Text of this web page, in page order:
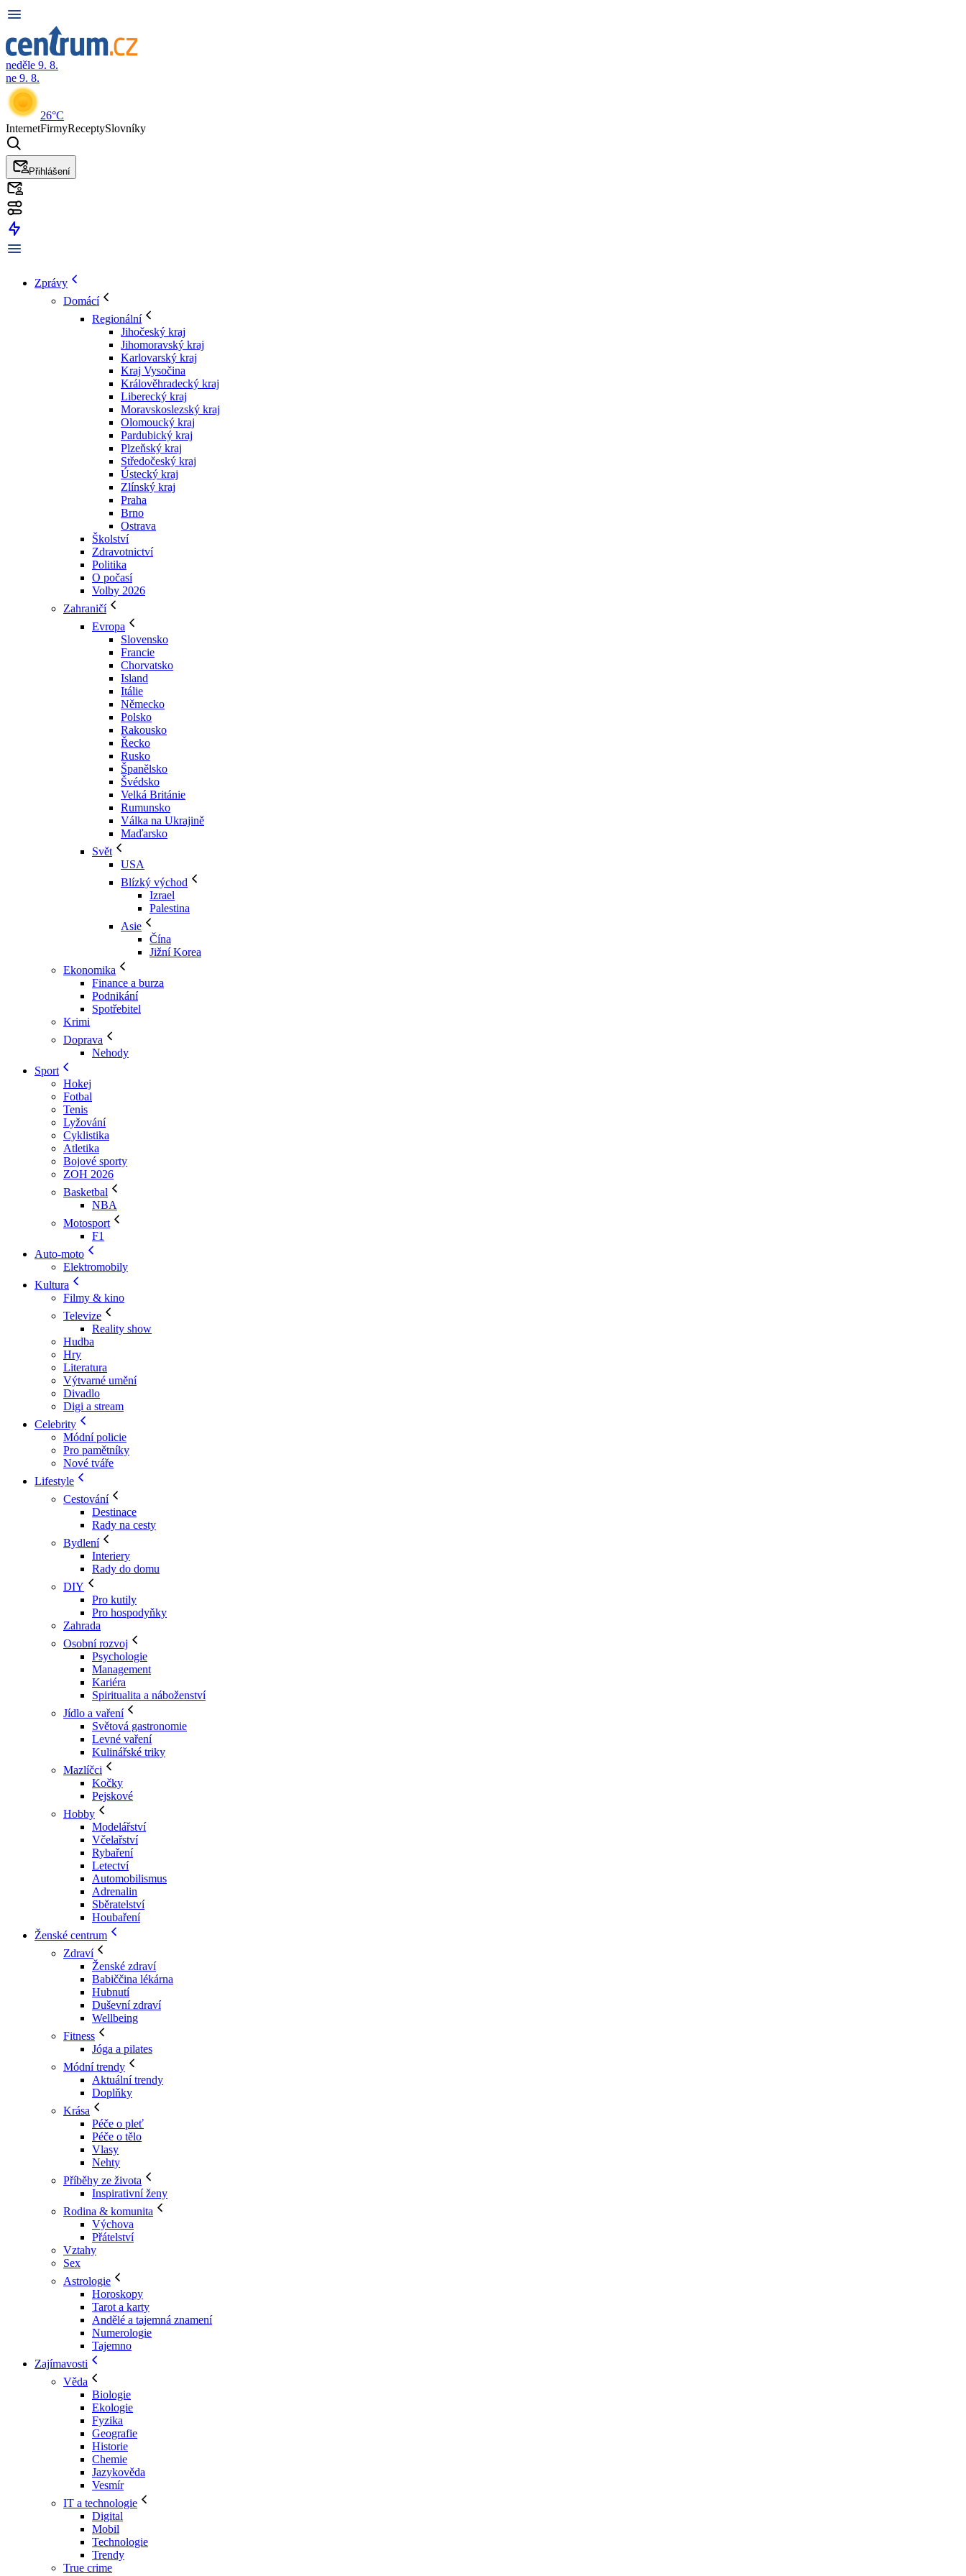
neděle 9. 8.
ne 9. 8.
26°C
InternetFirmyReceptySlovníky
Přihlášení
Zprávy
Domácí
Regionální
Jihočeský kraj
Jihomoravský kraj
Karlovarský kraj
Kraj Vysočina
Králověhradecký kraj
Liberecký kraj
Moravskoslezský kraj
Olomoucký kraj
Pardubický kraj
Plzeňský kraj
Středočeský kraj
Ústecký kraj
Zlínský kraj
Praha
Brno
Ostrava
Školství
Zdravotnictví
Politika
O počasí
Volby 2026
Zahraničí
Evropa
Slovensko
Francie
Chorvatsko
Island
Itálie
Německo
Polsko
Rakousko
Řecko
Rusko
Španělsko
Švédsko
Velká Británie
Rumunsko
Válka na Ukrajině
Maďarsko
Svět
USA
Blízký východ
Izrael
Palestina
Asie
Čína
Jižní Korea
Ekonomika
Finance a burza
Podnikání
Spotřebitel
Krimi
Doprava
Nehody
Sport
Hokej
Fotbal
Tenis
Lyžování
Cyklistika
Atletika
Bojové sporty
ZOH 2026
Basketbal
NBA
Motosport
F1
Auto-moto
Elektromobily
Kultura
Filmy & kino
Televize
Reality show
Hudba
Hry
Literatura
Výtvarné umění
Divadlo
Digi a stream
Celebrity
Módní policie
Pro pamětníky
Nové tváře
Lifestyle
Cestování
Destinace
Rady na cesty
Bydlení
Interiery
Rady do domu
DIY
Pro kutily
Pro hospodyňky
Zahrada
Osobní rozvoj
Psychologie
Management
Kariéra
Spiritualita a náboženství
Jídlo a vaření
Světová gastronomie
Levné vaření
Kulinářské triky
Mazlíčci
Kočky
Pejskové
Hobby
Modelářství
Včelařství
Rybaření
Letectví
Automobilismus
Adrenalin
Sběratelství
Houbaření
Ženské centrum
Zdraví
Ženské zdraví
Babiččina lékárna
Hubnutí
Duševní zdraví
Wellbeing
Fitness
Jóga a pilates
Módní trendy
Aktuální trendy
Doplňky
Krása
Péče o pleť
Péče o tělo
Vlasy
Nehty
Příběhy ze života
Inspirativní ženy
Rodina & komunita
Výchova
Přátelství
Vztahy
Sex
Astrologie
Horoskopy
Tarot a karty
Andělé a tajemná znamení
Numerologie
Tajemno
Zajímavosti
Věda
Biologie
Ekologie
Fyzika
Geografie
Historie
Chemie
Jazykověda
Vesmír
IT a technologie
Digital
Mobil
Technologie
Trendy
True crime